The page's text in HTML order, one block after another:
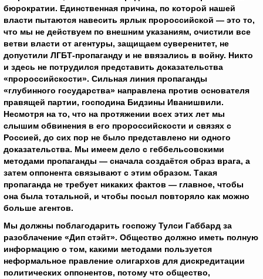
бюрократии. Единственная причина, по которой нашей
власти пытаются навесить ярлык пророссийской — это то,
что мы не действуем по внешним указаниям, очистили все
ветви власти от агентуры, защищаем суверенитет, не
допустили ЛГБТ-пропаганду и не ввязались в войну. Никто
и здесь не потрудился представить доказательства
«пророссийскости». Сильная линия пропаганды
«глубинного государства» направлена против основателя
правящей партии, господина Бидзины Иванишвили.
Несмотря на то, что на протяжении всех этих лет мы
слышим обвинения в его пророссийскости и связях с
Россией, до сих пор не было представлено ни одного
доказательства. Мы имеем дело с геббельсовскими
методами пропаганды — сначала создаётся образ врага, а
затем оппонента связывают с этим образом. Такая
пропаганда не требует никаких фактов — главное, чтобы
она была тотальной, и чтобы посыл повторяло как можно
больше агентов.
Мы должны поблагодарить госпожу Тулси Габбард за
разоблачение «Дип стэйт». Общество должно иметь полную
информацию о том, какими методами пользуется
неформальное правление олигархов для дискредитации
политических оппонентов, потому что общество,